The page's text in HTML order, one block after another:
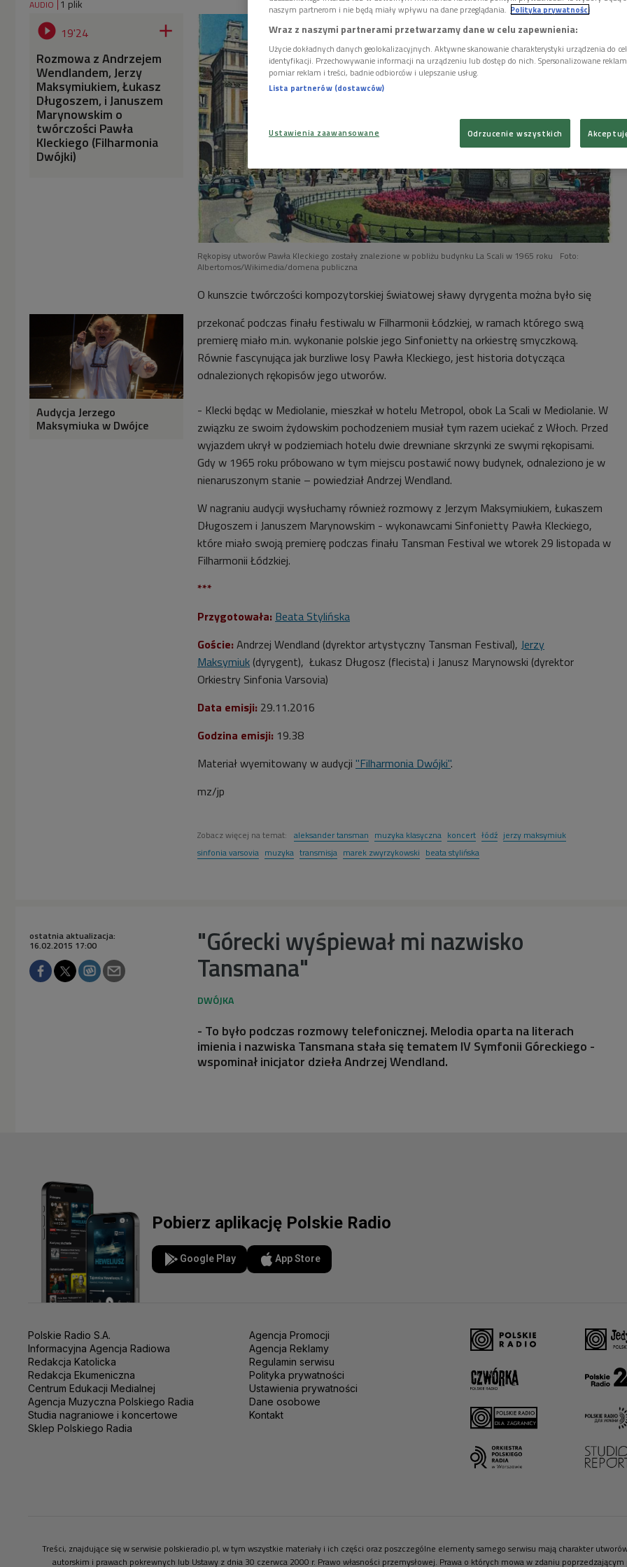
AUDIO 1 plik
 19'24 
Rozmowa z Andrzejem
Wendlandem, Jerzy
Maksymiukiem, Łukasz
Długoszem, i Januszem
Marynowskim o
twórczości Pawła
Kleckiego (Filharmonia
Dwójki)
Rękopisy utworów Pawła Kleckiego zostały znalezione w pobliżu budynku La Scali w 1965 roku
Foto:
Albertomos/Wikimedia/domena publiczna
O kunszcie twórczości kompozytorskiej światowej sławy dyrygenta można było się
Audycja Jerzego
Maksymiuka w Dwójce
przekonać podczas finału festiwalu w Filharmonii Łódzkiej, w ramach którego swą
premierę miało m.in. wykonanie polskie jego Sinfonietty na orkiestrę smyczkową.
Równie fascynująca jak burzliwe losy Pawła Kleckiego, jest historia dotycząca
odnalezionych rękopisów jego utworów.
- Klecki będąc w Mediolanie, mieszkał w hotelu Metropol, obok La Scali w Mediolanie. W
związku ze swoim żydowskim pochodzeniem musiał tym razem uciekać z Włoch. Przed
wyjazdem ukrył w podziemiach hotelu dwie drewniane skrzynki ze swymi rękopisami.
Gdy w 1965 roku próbowano w tym miejscu postawić nowy budynek, odnaleziono je w
nienaruszonym stanie – powiedział Andrzej Wendland.
W nagraniu audycji wysłuchamy również rozmowy z Jerzym Maksymiukiem, Łukaszem
Długoszem i Januszem Marynowskim - wykonawcami Sinfonietty Pawła Kleckiego,
które miało swoją premierę podczas finału Tansman Festival we wtorek 29 listopada w
Filharmonii Łódzkiej.
***
Przygotowała: Beata Stylińska
Goście: Andrzej Wendland (dyrektor artystyczny Tansman Festival), Jerzy
Maksymiuk (dyrygent), Łukasz Długosz (flecista) i Janusz Marynowski (dyrektor
Orkiestry Sinfonia Varsovia)
Data emisji: 29.11.2016
Godzina emisji: 19.38
Materiał wyemitowany w audycji "Filharmonia Dwójki".
mz/jp
Zobacz więcej na temat: aleksander tansman muzyka klasyczna koncert łódź jerzy maksymiuk
sinfonia varsovia muzyka transmisja marek zwyrzykowski beata stylińska
"Górecki wyśpiewał mi nazwisko
Tansmana"
ostatnia aktualizacja:
16.02.2015 17:00
- To było podczas rozmowy telefonicznej. Melodia oparta na literach
imienia i nazwiska Tansmana stała się tematem IV Symfonii Góreckiego -
wspominał inicjator dzieła Andrzej Wendland.
Pobierz aplikację Polskie Radio
Google Play App Store
Polskie Radio S.A.
Informacyjna Agencja Radiowa
Redakcja Katolicka
Redakcja Ekumeniczna
Centrum Edukacji Medialnej
Agencja Muzyczna Polskiego Radia
Studia nagraniowe i koncertowe
Sklep Polskiego Radia
Agencja Promocji
Agencja Reklamy
Regulamin serwisu
Polityka prywatności
Ustawienia prywatności
Dane osobowe
Kontakt
Treści, znajdujące się w serwisie polskieradio.pl, w tym wszystkie materiały i ich części oraz poszczególne elementy samego serwisu mają charakter
autorskim i prawach pokrewnych lub Ustawy z dnia 30 czerwca 2000 r. Prawo własności przemysłowej. Prawa o których mowa w zdaniu
naszym partnerom i nie będą miały wpływu na dane przeglądania. Polityka prywatności
Wraz z naszymi partnerami przetwarzamy dane w celu zapewnienia:
Użycie dokładnych danych geolokalizacyjnych. Aktywne skanowanie charakterystyki urządzenia do
identyfikacji. Przechowywanie informacji na urządzeniu lub dostęp do nich. Spersonalizowane
pomiar reklam i treści, badnie odbiorców i ulepszanie usług.
Lista partnerów (dostawców)
Ustawienia zaawansowane Odrzucenie wszystkich